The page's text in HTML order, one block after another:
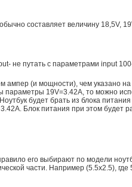
составляет величину 18,5V,
не путать с параметрами input
ампер (и мощности), чем указано
19V=3.42A, то можно
будет брать из блока
Блок питания при этом будет
его выбирают по модели
части. Например (5.5x2.5),